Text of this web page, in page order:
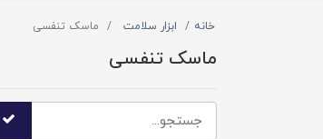
خانه ابزار سلامت ماسک تنفسی
ماسک تنفسی